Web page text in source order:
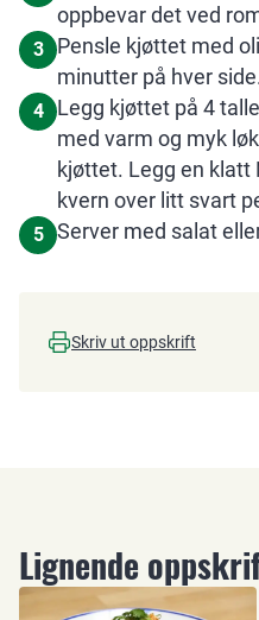
oppbevar det ved
3
Pensle kjøttet med
minutter på hver
4
Legg kjøttet på 4
med varm og myk
kjøttet. Legg en klatt
kvern over litt svart
5 Server med salat
Skriv ut oppskrift
Lignende